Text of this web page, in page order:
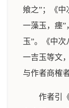
飨之”；《中
一藻玉，瘗”
玉”。《中
一吉玉等文
与作者商榷
作者引